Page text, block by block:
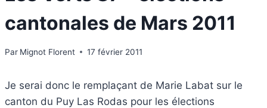
cantonales de Mars 2011
Par Mignot Florent 17 février 2011
Je serai donc le remplaçant de Marie Labat sur le
canton du Puy Las Rodas pour les élections